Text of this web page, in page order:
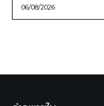
06/08/2026